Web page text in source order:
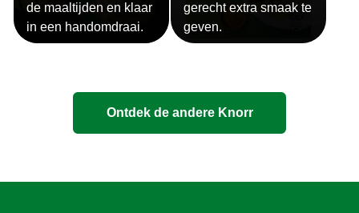
de maaltijden en klaar
in een handomdraai.
gerecht extra smaak te
geven.
Ontdek de andere Knorr